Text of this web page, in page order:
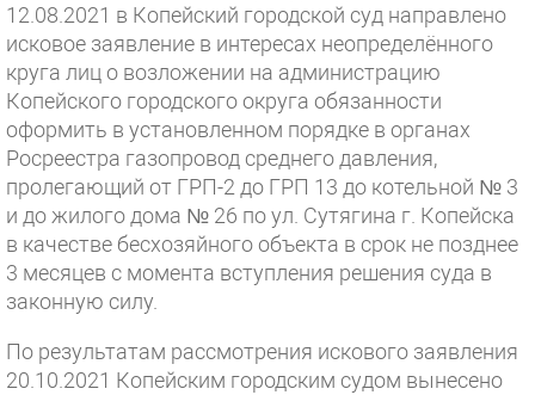
12.08.2021 в Копейский городской суд направлено
исковое заявление в интересах неопределённого
круга лиц о возложении на администрацию
Копейского городского округа обязанности
оформить в установленном порядке в органах
Росреестра газопровод среднего давления,
пролегающий от ГРП-2 до ГРП 13 до котельной № 3
и до жилого дома № 26 по ул. Сутягина г. Копейска
в качестве бесхозяйного объекта в срок не позднее
3 месяцев с момента вступления решения суда в
законную силу.
По результатам рассмотрения искового заявления
20.10.2021 Копейским городским судом вынесено